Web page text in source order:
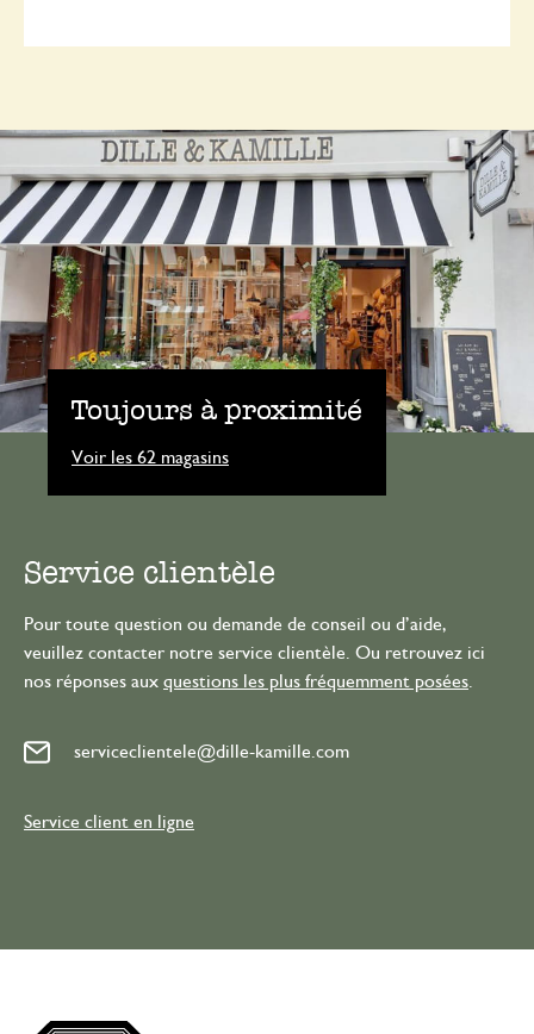
Toujours à proximité
Voir les 62 magasins
Service clientèle
Pour toute question ou demande de conseil ou d’aide,
veuillez contacter notre service clientèle. Ou retrouvez ici
nos réponses aux questions les plus fréquemment posées
serviceclientele@dille-kamille.com
Service client en ligne